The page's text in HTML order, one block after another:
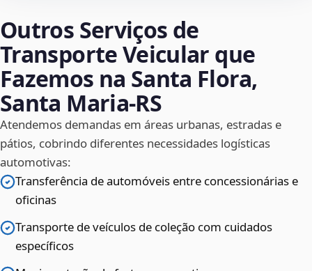
Outros Serviços de
Transporte Veicular que
Fazemos na Santa Flora,
Santa Maria‑RS
Atendemos demandas em áreas urbanas, estradas e
pátios, cobrindo diferentes necessidades logísticas
automotivas:
Transferência de automóveis entre concessionárias e
oficinas
Transporte de veículos de coleção com cuidados
específicos